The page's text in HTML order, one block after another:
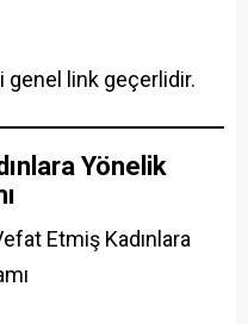
genel link geçerlidir.
Yönelik
Etmiş Kadınlara